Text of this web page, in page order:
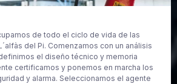
de todo el ciclo de vida de las
del Pi. Comenzamos con un análisis
el diseño técnico y memoria
certificamos y ponemos en marcha los
y alarma. Seleccionamos el agente